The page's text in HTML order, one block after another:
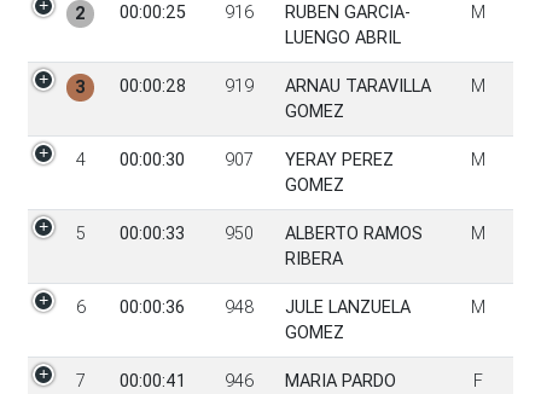
2 00:00:25 916
RUBEN GARCIA-
LUENGO ABRIL
M
3 00:00:28 919
ARNAU TARAVILLA
GOMEZ
M
4 00:00:30 907
YERAY PEREZ
GOMEZ
M
5 00:00:33 950
ALBERTO RAMOS
RIBERA
M
6 00:00:36 948
JULE LANZUELA
GOMEZ
M
7 00:00:41 946
MARIA PARDO
F